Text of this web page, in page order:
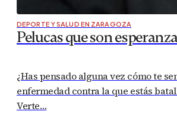
DEPORTE Y SALUD EN ZARAGOZA
Pelucas que son esperanza
¿Has pensado alguna vez cómo te
enfermedad contra la que estás
Verte…